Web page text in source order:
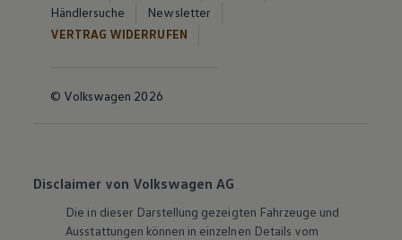
Händlersuche
Newsletter
VERTRAG WIDERRUFEN
© Volkswagen 2026
Disclaimer von Volkswagen AG
Die in dieser Darstellung gezeigten Fahrzeuge und
Ausstattungen können in einzelnen Details vom